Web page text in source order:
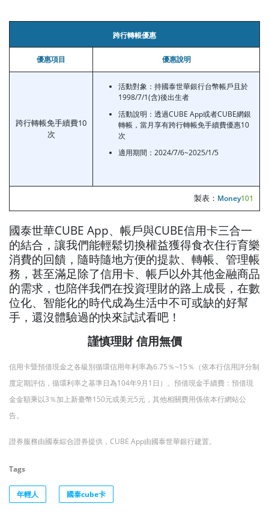
跨行轉帳優惠
優惠項目 優惠說明
跨行轉帳免手續費10
次
活動對象：持國泰世華銀行台幣帳戶且於
1998/7/1(含)後出生者
活動說明：透過CUBE App或者CUBE網銀
轉帳，當月享有跨行轉帳免手續費優惠10
次
適用期間：2024/7/6~2025/1/5
製表： Money101
國泰世華CUBE App、帳戶與CUBE信用卡三合一
的結合，讓我們能輕鬆切換權益獲得食衣住行育樂
消費的回饋，隨時隨地方便的提款、轉帳、管理帳
務，甚至滿足除了信用卡、帳戶以外其他金融商品
的需求，也陪伴我們在投資理財的路上成長，在數
位化、智能化的時代成為生活中不可或缺的好幫
手，還沒體驗過的快來試試看吧！
謹慎理財 信用無價
信用卡暨預借現金之各級別循環信用年利率為6.75％~15％（依本行信用評分制
度定期評估，循環利率之基準日為104年9月1日）。 預借現金手續費：預借現
金金額乘以3％加上新臺幣150元或美元5元，其他相關費用係依本行網站公
告。
證券服務由國泰綜合證券提供，CUBE App由國泰世華銀行建置。
Tags
年輕人 國泰cube卡